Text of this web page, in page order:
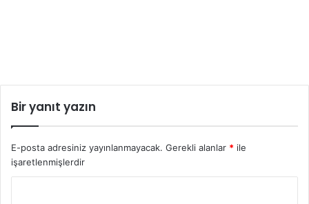
Bir yanıt yazın
E-posta adresiniz yayınlanmayacak. Gerekli alanlar * ile
işaretlenmişlerdir